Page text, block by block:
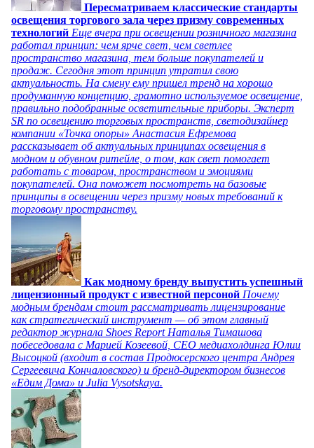
Пересматриваем классические стандарты
освещения торгового зала через призму современных
технологий Еще вчера при освещении розничного магазина
работал принцип: чем ярче свет, чем светлее
пространство магазина, тем больше покупателей и
продаж. Сегодня этот принцип утратил свою
актуальность. На смену ему пришел тренд на хорошо
продуманную концепцию, грамотно используемое освещение,
правильно подобранные осветительные приборы. Эксперт
SR по освещению торговых пространств, светодизайнер
компании «Точка опоры» Анастасия Ефремова
рассказывает об актуальных принципах освещения в
модном и обувном ритейле, о том, как свет помогает
работать с товаром, пространством и эмоциями
покупателей. Она поможет посмотреть на базовые
принципы в освещении через призму новых требований к
торговому пространству.
Как модному бренду выпустить успешный
лицензионный продукт с известной персоной Почему
модным брендам стоит рассматривать лицензирование
как стратегический инструмент — об этом главный
редактор журнала Shoes Report Наталья Тимашова
побеседовала с Марией Козеевой, СЕО медиахолдинга Юлии
Высоцкой (входит в состав Продюсерского центра Андрея
Сергеевича Кончаловского) и бренд-директором бизнесов
«Едим Дома» и Julia Vysotskaya.